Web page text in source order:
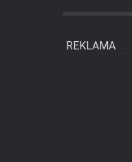
REKLAMA